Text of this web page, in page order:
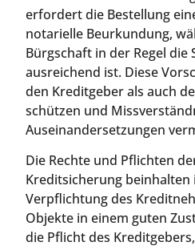
erfordert die Bestellung
notarielle Beurkundung,
Bürgschaft in der Regel
ausreichend ist. Diese
den Kreditgeber als auch
schützen und
Auseinandersetzungen
Die Rechte und Pflichten
Kreditsicherung beinhalten
Verpflichtung des
Objekte in einem guten
die Pflicht des